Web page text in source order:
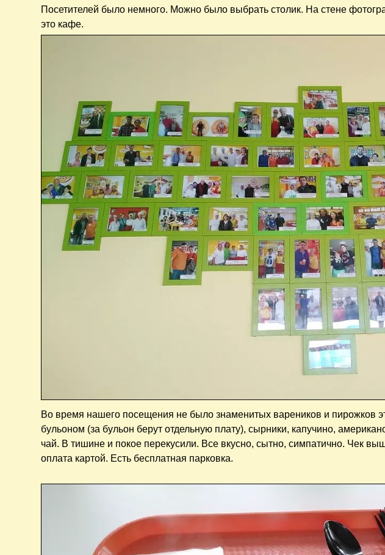
Посетителей было немного. Можно было выбрать столик. На стене
это кафе.
Во время нашего посещения не было знаменитых вареников и пирожков
бульоном (за бульон берут отдельную плату), сырники, капучино,
чай. В тишине и покое перекусили. Все вкусно, сытно, симпатично. Чек
оплата картой. Есть бесплатная парковка.